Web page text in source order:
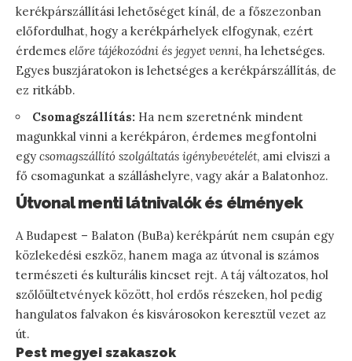
kerékpárszállítási lehetőséget kínál, de a főszezonban
előfordulhat, hogy a kerékpárhelyek elfogynak, ezért
érdemes előre tájékozódni és jegyet venni, ha lehetséges.
Egyes buszjáratokon is lehetséges a kerékpárszállítás, de
ez ritkább.
Csomagszállítás: Ha nem szeretnénk mindent
magunkkal vinni a kerékpáron, érdemes megfontolni
egy csomagszállító szolgáltatás igénybevételét, ami elviszi a
fő csomagunkat a szálláshelyre, vagy akár a Balatonhoz.
Útvonal menti látnivalók és élmények
A Budapest – Balaton (BuBa) kerékpárút nem csupán egy
közlekedési eszköz, hanem maga az útvonal is számos
természeti és kulturális kincset rejt. A táj változatos, hol
szőlőültetvények között, hol erdős részeken, hol pedig
hangulatos falvakon és kisvárosokon keresztül vezet az
út.
Pest megyei szakaszok